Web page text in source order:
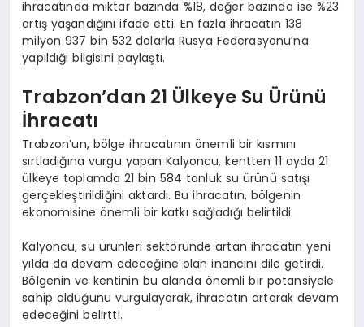
ihracatında miktar bazında %18, değer bazında ise %23
artış yaşandığını ifade etti. En fazla ihracatın 138
milyon 937 bin 532 dolarla Rusya Federasyonu’na
yapıldığı bilgisini paylaştı.
Trabzon’dan 21 Ülkeye Su Ürünü
İhracatı
Trabzon’un, bölge ihracatının önemli bir kısmını
sırtladığına vurgu yapan Kalyoncu, kentten 11 ayda 21
ülkeye toplamda 21 bin 584 tonluk su ürünü satışı
gerçekleştirildiğini aktardı. Bu ihracatın, bölgenin
ekonomisine önemli bir katkı sağladığı belirtildi.
Kalyoncu, su ürünleri sektöründe artan ihracatın yeni
yılda da devam edeceğine olan inancını dile getirdi.
Bölgenin ve kentinin bu alanda önemli bir potansiyele
sahip olduğunu vurgulayarak, ihracatın artarak devam
edeceğini belirtti.